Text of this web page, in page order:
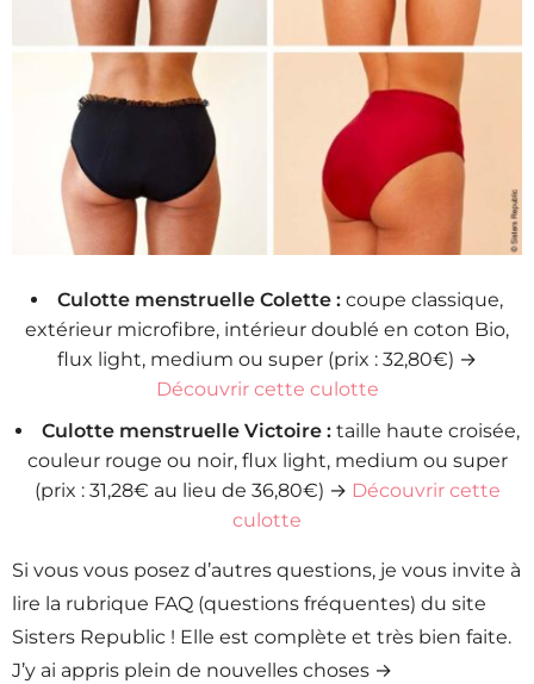
Culotte menstruelle Colette : coupe classique,
extérieur microfibre, intérieur doublé en coton Bio,
flux light, medium ou super (prix : 32,80€) →
Découvrir cette culotte
Culotte menstruelle Victoire :taille haute croisée,
couleur rouge ou noir, flux light, medium ou super
(prix : 31,28€ au lieu de 36,80€) → Découvrir cette
culotte
Si vous vous posez d’autres questions, je vous invite à
lire la rubrique FAQ (questions fréquentes) du site
Sisters Republic ! Elle est complète et très bien faite.
J’y ai appris plein de nouvelles choses →